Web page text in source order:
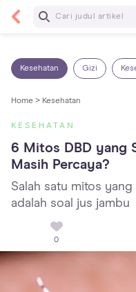
Baca
Kesehatan Gizi
Home > Kesehatan
KESEHATAN
6 Mitos DBD yang
Masih Percaya?
Salah satu mitos
adalah soal jus jambu
0